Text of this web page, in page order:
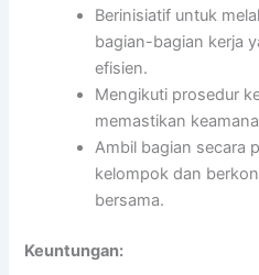
Berinisiatif untuk
bagian-bagian kerja
efisien.
Mengikuti prosedur
memastikan
Ambil bagian secara
kelompok dan
bersama.
Keuntungan: